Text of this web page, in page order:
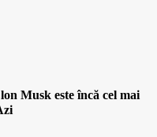
Musk este încă cel mai